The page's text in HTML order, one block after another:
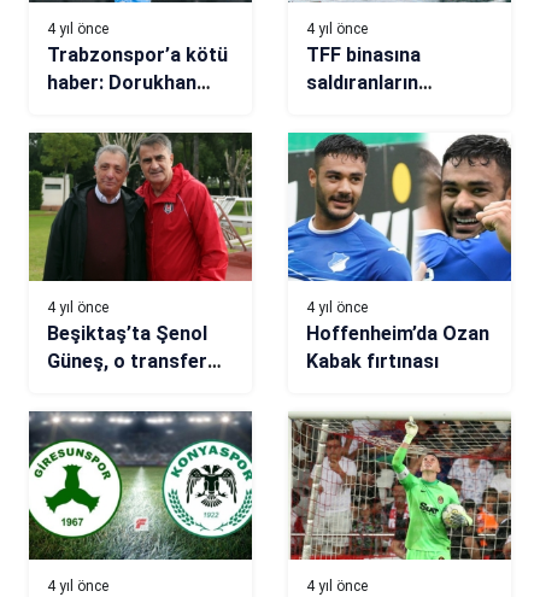
4 yıl önce
Trabzonspor’a kötü
haber: Dorukhan
4 yıl önce
TFF binasına
saldıranların
4 yıl önce
Beşiktaş’ta Şenol
Güneş, o transfer
4 yıl önce
Hoffenheim’da Ozan
Kabak fırtınası
4 yıl önce 4 yıl önce